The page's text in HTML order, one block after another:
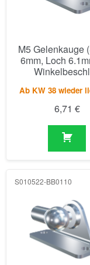
M5 Gelenkauge
6mm, Loch
Ab KW 38 wieder
6,71 €
S010522-BB0110